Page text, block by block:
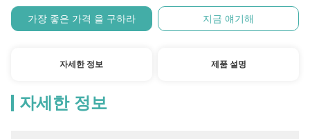
가장 좋은 가격 을 구하라 지금 얘기해
자세한 정보 제품 설명
자세한 정보